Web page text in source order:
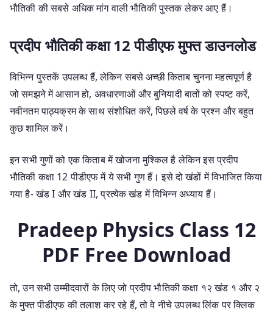
भौतिकी की सबसे अधिक मांग वाली भौतिकी पुस्तक लेकर आए हैं।
प्रदीप भौतिकी कक्षा 12 पीडीएफ मुफ्त डाउनलोड
विभिन्न पुस्तकें उपलब्ध हैं, लेकिन सबसे अच्छी किताब चुनना महत्वपूर्ण है
जो समझने में आसान हो, अवधारणाओं और बुनियादी बातों को स्पष्ट करें,
नवीनतम पाठ्यक्रम के साथ संशोधित करें, पिछले वर्ष के प्रश्न और बहुत
कुछ शामिल करें।
इन सभी गुणों को एक किताब में खोजना मुश्किल है लेकिन इस प्रदीप
भौतिकी कक्षा 12 पीडीएफ में ये सभी गुण हैं। इसे दो खंडों में विभाजित किया
गया है- खंड I और खंड II, प्रत्येक खंड में विभिन्न अध्याय हैं।
Pradeep Physics Class 12
PDF Free Download
तो, उन सभी उम्मीदवारों के लिए जो प्रदीप भौतिकी कक्षा १२ खंड १ और २
के मुफ्त पीडीएफ की तलाश कर रहे हैं, तो वे नीचे उपलब्ध लिंक पर क्लिक